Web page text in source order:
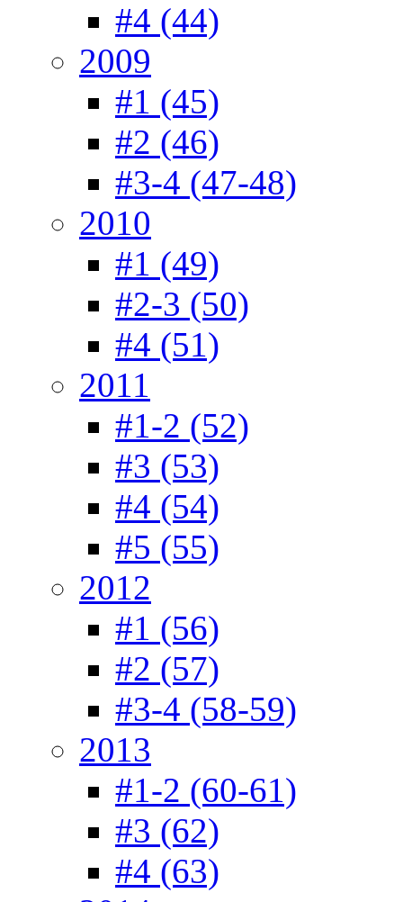
#4 (44)
2009
#1 (45)
#2 (46)
#3-4 (47-48)
2010
#1 (49)
#2-3 (50)
#4 (51)
2011
#1-2 (52)
#3 (53)
#4 (54)
#5 (55)
2012
#1 (56)
#2 (57)
#3-4 (58-59)
2013
#1-2 (60-61)
#3 (62)
#4 (63)